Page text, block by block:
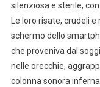
silenziosa e sterile,
Le loro risate, crudeli
schermo dello
che proveniva dal
nelle orecchie,
colonna sonora